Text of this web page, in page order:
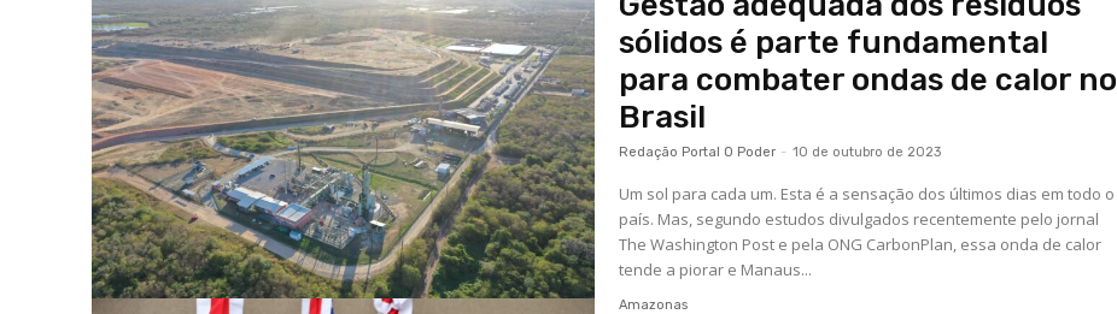
sólidos é parte fundamental
para combater ondas de calor no
Brasil
Redação Portal O Poder - 10 de outubro de 2023
Um sol para cada um. Esta é a sensação dos últimos dias em todo o
país. Mas, segundo estudos divulgados recentemente pelo jornal
The Washington Post e pela ONG CarbonPlan, essa onda de calor
tende a piorar e Manaus...
Amazonas